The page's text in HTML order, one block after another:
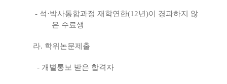
- 석·박사통합과정 재학연한(12년)이 경과하지 않
은 수료생
라. 학위논문제출
- 개별통보 받은 합격자